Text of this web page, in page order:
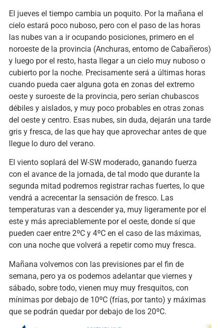
El jueves el tiempo cambia un poquito. Por la mañana el
cielo estará poco nuboso, pero con el paso de las horas
las nubes van a ir ocupando posiciones, primero en el
noroeste de la provincia (Anchuras, entorno de Cabañeros)
y luego por el resto, hasta llegar a un cielo muy nuboso o
cubierto por la noche. Precisamente será a últimas horas
cuando pueda caer alguna gota en zonas del extremo
oeste y suroeste de la provincia, pero serían chubascos
débiles y aislados, y muy poco probables en otras zonas
del oeste y centro. Esas nubes, sin duda, dejarán una tarde
gris y fresca, de las que hay que aprovechar antes de que
llegue lo duro del verano.
El viento soplará del W-SW moderado, ganando fuerza
con el avance de la jornada, de tal modo que durante la
segunda mitad podremos registrar rachas fuertes, lo que
vendrá a acrecentar la sensación de fresco. Las
temperaturas van a descender ya, muy ligeramente por el
este y más apreciablemente por el oeste, donde sí que
pueden caer entre 2ºC y 4ºC en el caso de las máximas,
con una noche que volverá a repetir como muy fresca.
Mañana volvemos con las previsiones par el fin de
semana, pero ya os podemos adelantar que viernes y
sábado, sobre todo, vienen muy muy fresquitos, con
mínimas por debajo de 10ºC (frías, por tanto) y máximas
que se podrán quedar por debajo de los 20ºC.